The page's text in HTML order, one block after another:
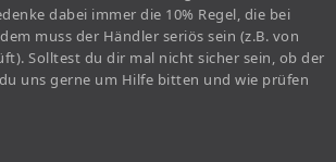
dabei immer die 10% Regel, die bei
muss der Händler seriös sein (z.B. von
Solltest du dir mal nicht sicher sein, ob der
uns gerne um Hilfe bitten und wie prüfen